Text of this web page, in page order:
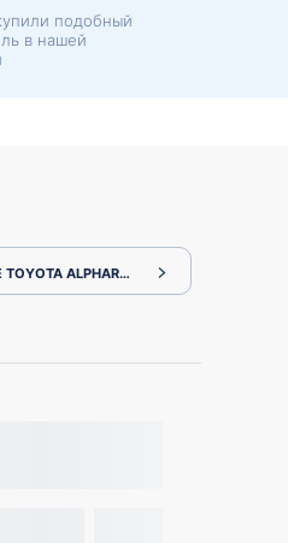
подобный
в нашей
ALPHARD AYH30W